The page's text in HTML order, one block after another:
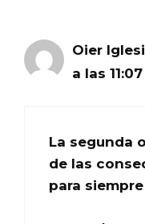
Oier
a las
La segunda
de las
para siempre